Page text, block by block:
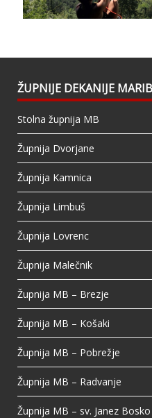
1 years ago
When this happens,
people, changed who
deleted.
View on Facebook
ŽUPNIJE DEKANIJE
Stolna župnija MB
Župnija Dvorjane
Župnija Kamnica
Župnija Limbuš
Župnija Lovrenc
Župnija Malečnik
Župnija MB – Brezje
Župnija MB – Košaki
Župnija MB – Pobrežje
Župnija MB – Radvanje
Župnija MB – sv. Janez Bosko